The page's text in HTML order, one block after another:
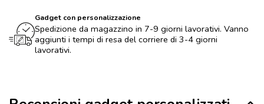
Gadget con personalizzazione
Spedizione da magazzino in 7-9 giorni lavorativi. Vanno
aggiunti i tempi di resa del corriere di 3-4 giorni
lavorativi.